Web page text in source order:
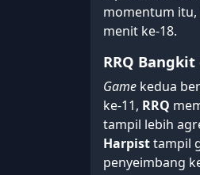
momentum itu,
menit ke-18.
RRQ
Game kedua
ke-11, RRQ
tampil lebih
Harpisttampil
penyeimbang